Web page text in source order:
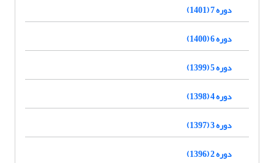
دوره 7 (1401)
دوره 6 (1400)
دوره 5 (1399)
دوره 4 (1398)
دوره 3 (1397)
دوره 2 (1396)